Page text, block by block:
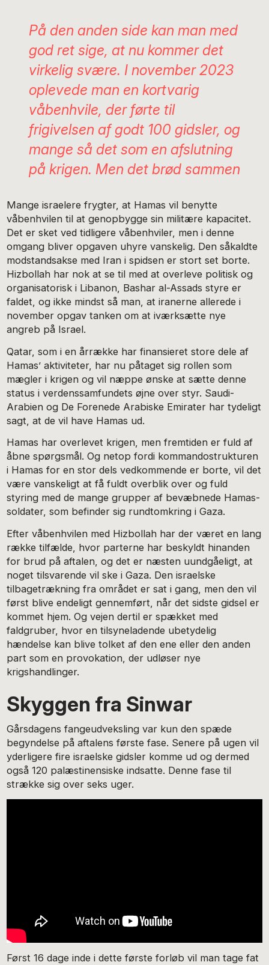
På den anden side kan man med
god ret sige, at nu kommer det
virkelig svære. I november 2023
oplevede man en kortvarig
våbenhvile, der førte til
frigivelsen af godt 100 gidsler, og
mange så det som en afslutning
på krigen. Men det brød sammen
Mange israelere frygter, at Hamas vil benytte
våbenhvilen til at genopbygge sin militære kapacitet.
Det er sket ved tidligere våbenhviler, men i denne
omgang bliver opgaven uhyre vanskelig. Den såkaldte
modstandsakse med Iran i spidsen er stort set borte.
Hizbollah har nok at se til med at overleve politisk og
organisatorisk i Libanon, Bashar al-Assads styre er
faldet, og ikke mindst så man, at iranerne allerede i
november opgav tanken om at iværksætte nye
angreb på Israel.
Qatar, som i en årrække har finansieret store dele af
Hamas’ aktiviteter, har nu påtaget sig rollen som
mægler i krigen og vil næppe ønske at sætte denne
status i verdenssamfundets øjne over styr. Saudi-
Arabien og De Forenede Arabiske Emirater har tydeligt
sagt, at de vil have Hamas ud.
Hamas har overlevet krigen, men fremtiden er fuld af
åbne spørgsmål. Og netop fordi kommandostrukturen
i Hamas for en stor dels vedkommende er borte, vil det
være vanskeligt at få fuldt overblik over og fuld
styring med de mange grupper af bevæbnede Hamas-
soldater, som befinder sig rundtomkring i Gaza.
Efter våbenhvilen med Hizbollah har der været en lang
række tilfælde, hvor parterne har beskyldt hinanden
for brud på aftalen, og det er næsten uundgåeligt, at
noget tilsvarende vil ske i Gaza. Den israelske
tilbagetrækning fra området er sat i gang, men den vil
først blive endeligt gennemført, når det sidste gidsel er
kommet hjem. Og vejen dertil er spækket med
faldgruber, hvor en tilsyneladende ubetydelig
hændelse kan blive tolket af den ene eller den anden
part som en provokation, der udløser nye
krigshandlinger.
Skyggen fra Sinwar
Gårsdagens fangeudveksling var kun den spæde
begyndelse på aftalens første fase. Senere på ugen vil
yderligere fire israelske gidsler komme ud og dermed
også 120 palæstinensiske indsatte. Denne fase til
strække sig over seks uger.
Først 16 dage inde i dette første forløb vil man tage fat